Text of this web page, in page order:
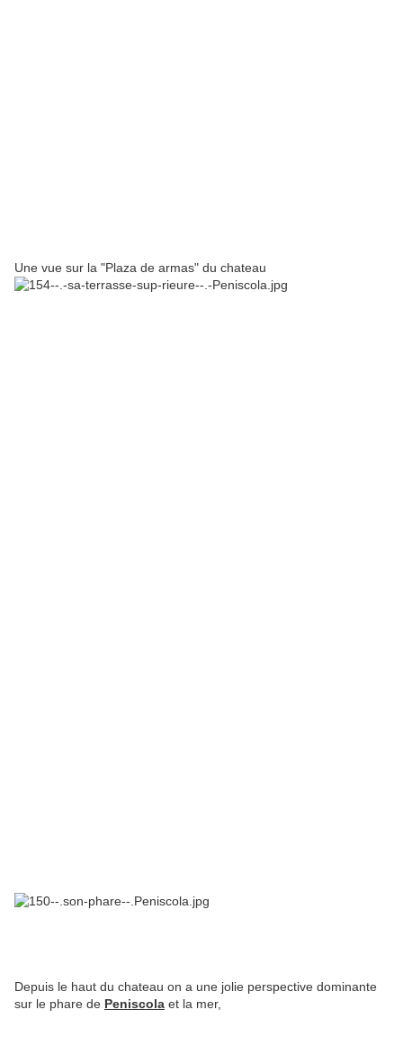
Une vue sur la "Plaza de armas" du chateau
Depuis le haut du chateau on a une jolie perspective dominante
sur le phare de Peniscola et la mer,